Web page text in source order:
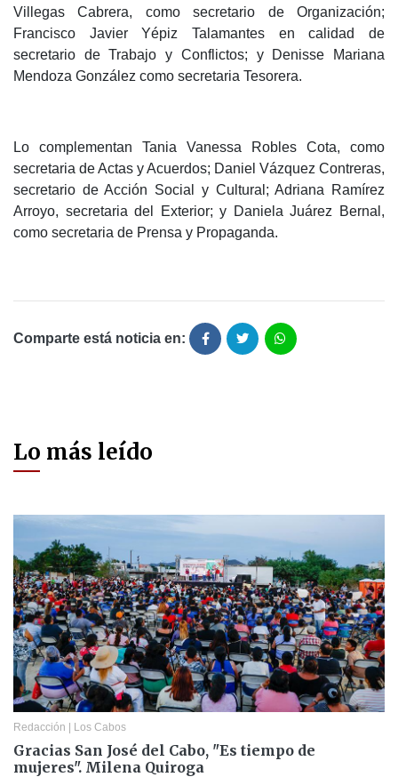
Villegas Cabrera, como secretario de Organización;
Francisco Javier Yépiz Talamantes en calidad de
secretario de Trabajo y Conflictos; y Denisse Mariana
Mendoza González como secretaria Tesorera.
Lo complementan Tania Vanessa Robles Cota, como
secretaria de Actas y Acuerdos; Daniel Vázquez Contreras,
secretario de Acción Social y Cultural; Adriana Ramírez
Arroyo, secretaria del Exterior; y Daniela Juárez Bernal,
como secretaria de Prensa y Propaganda.
Comparte está noticia en:
Lo más leído
Redacción | Los Cabos
Gracias San José del Cabo, "Es tiempo de
mujeres". Milena Quiroga